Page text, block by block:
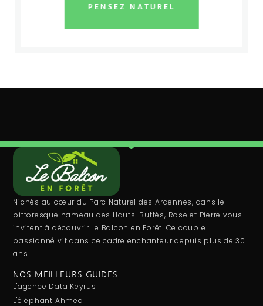
PENSEZ NATUREL
Nichés au cœur du Parc Naturel des Ardennes, dans le
pittoresque hameau des Hauts-Buttés, Rose et Pierre vous
invitent à découvrir Le Balcon en Forêt. Ce couple
passionné vit dans ce cadre enchanteur depuis plus de 30
ans.
NOS MEILLEURS GUIDES
L'agence Data Keyrus
L'éléphant Ahmed